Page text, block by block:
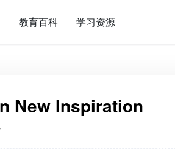
教育百科 学习资源
New Inspiration